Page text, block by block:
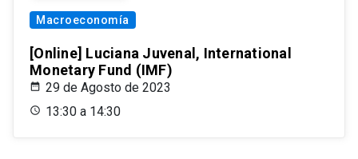
Macroeconomía
[Online] Luciana Juvenal, International
Monetary Fund (IMF)
29 de Agosto de 2023
13:30 a 14:30